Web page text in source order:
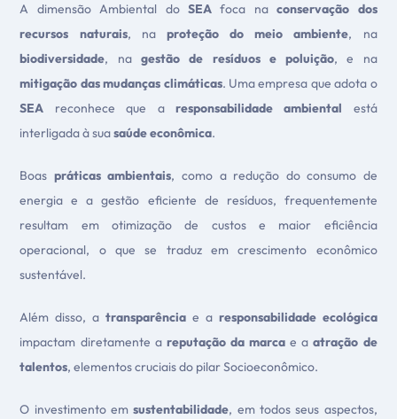
A dimensão Ambiental do SEA foca naconservação dos
recursos naturais, na proteção do meio ambiente, na
biodiversidade, na gestão de resíduos e poluição, e na
mitigação das mudanças climáticas. Uma empresa que adota o
SEA reconhece que a responsabilidade ambiental está
interligada à suasaúde econômica.
Boas práticas ambientais, como a redução do consumo de
energia e a gestão eficiente de resíduos, frequentemente
resultam em otimização de custos e maior eficiência
operacional, o que se traduz em crescimento econômico
sustentável.
Além disso, atransparência e a responsabilidade ecológica
impactam diretamente a reputação da marca e aatração de
talentos, elementos cruciais do pilar Socioeconômico.
O investimento em sustentabilidade, em todos seus aspectos,